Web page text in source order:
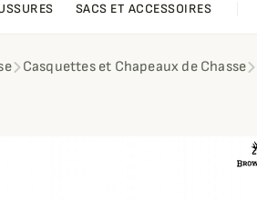
SACS ET ACCESSOIRES
Casquettes et Chapeaux de Chasse